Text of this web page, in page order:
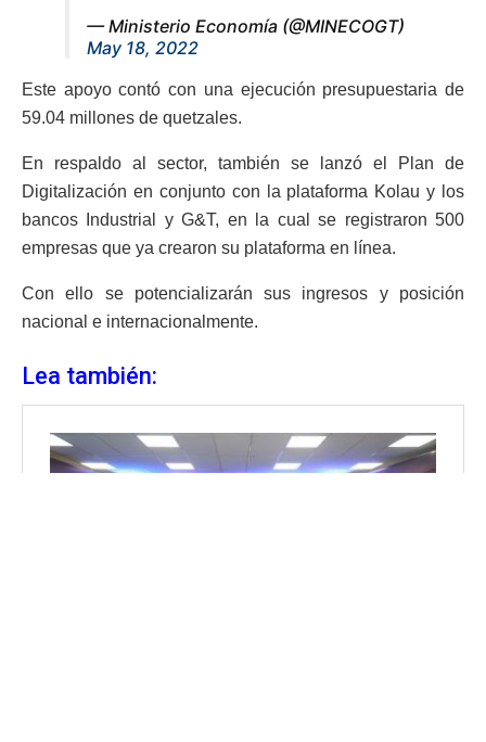
— Ministerio Economía (@MINECOGT)
May 18, 2022
Este apoyo contó con una ejecución presupuestaria de
59.04 millones de quetzales.
En respaldo al sector, también se lanzó el Plan de
Digitalización en conjunto con la plataforma Kolau y los
bancos Industrial y G&T, en la cual se registraron 500
empresas que ya crearon su plataforma en línea.
Con ello se potencializarán sus ingresos y posición
nacional e internacionalmente.
Lea también: